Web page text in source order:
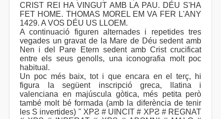
CRIST REI HA VINGUT AMB LA PAU. DÉU S'HA
FET HOME. THOMAS MOREL EM VA FER L'ANY
1429. A VOS DÉU US LLOEM.
A continuació figuren alternades i repetides tres
vegades un gravat de la Mare de Déu sedent amb
Nen i del Pare Etern sedent amb Crist crucificat
entre els seus genolls, una iconografia molt poc
habitual.
Un poc més baix, tot i que encara en el terç, hi
figura la següent inscripció greca, llatina i
valenciana en majúscula gòtica, més petita però
també molt bé formada (amb la diferència de tenir
les S invertides) " XPƧ # UINCIT # XPƧ # REGNAT